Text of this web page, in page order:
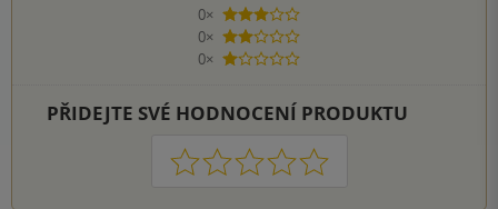
0×
3 hvězdičky
0×
2 hvězdičky
0×
1 hvezdička
PŘIDEJTE SVÉ HODNOCENÍ PRODUKTU
1 2 3 4 5